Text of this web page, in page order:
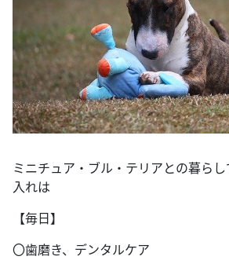
ミニチュア・ブル・テリアとの暮ら
入れは
【毎日】
〇歯磨き、デンタルケア